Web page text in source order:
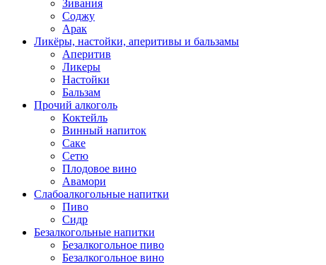
Зивания
Соджу
Арак
Ликёры, настойки, аперитивы и бальзамы
Аперитив
Ликеры
Настойки
Бальзам
Прочий алкоголь
Коктейль
Винный напиток
Саке
Сетю
Плодовое вино
Авамори
Слабоалкогольные напитки
Пиво
Сидр
Безалкогольные напитки
Безалкогольное пиво
Безалкогольное вино